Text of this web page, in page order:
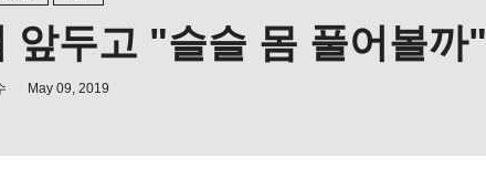
앞두고 "슬슬 몸 풀어볼까"
May 09, 2019